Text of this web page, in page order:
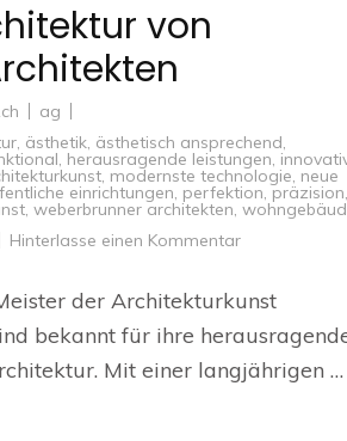
von
ag
, ästhetik, ästhetisch ansprechend,
, herausragende leistungen,
, modernste technologie, neue
einrichtungen, perfektion,präzision,
, weberbrunner architekten,
Hinterlasse einen Kommentarzu
Weberbrunner
der Architekturkunst
bekannt für ihre
Mit einer langjährigen …